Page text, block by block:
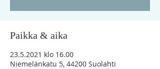
Paikka & aika
23.5.2021 klo 16.00
Niemelänkatu 5, 44200 Suolahti